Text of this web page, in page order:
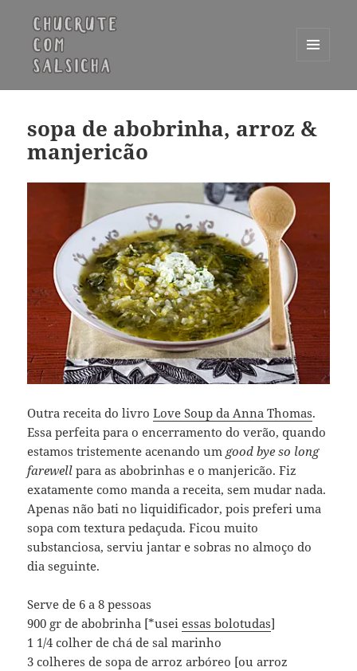
WIDGETS
sopa de abobrinha, arroz &
manjericão
Outra receita do livroLove Soup da Anna Thomas.
Essa perfeita para o encerramento do verão, quando
estamos tristemente acenando um good bye so long
farewell para as abobrinhas e o manjericão. Fiz
exatamente como manda a receita, sem mudar nada.
Apenas não bati no liquidificador, pois preferi uma
sopa com textura pedaçuda. Ficou muito
substanciosa, serviu jantar e sobras no almoço do
dia seguinte.
Serve de 6 a 8 pessoas
900 gr de abobrinha [*useiessas bolotudas]
1 1/4 colher de chá de sal marinho
3 colheres de sopa de arroz arbóreo [ou arroz